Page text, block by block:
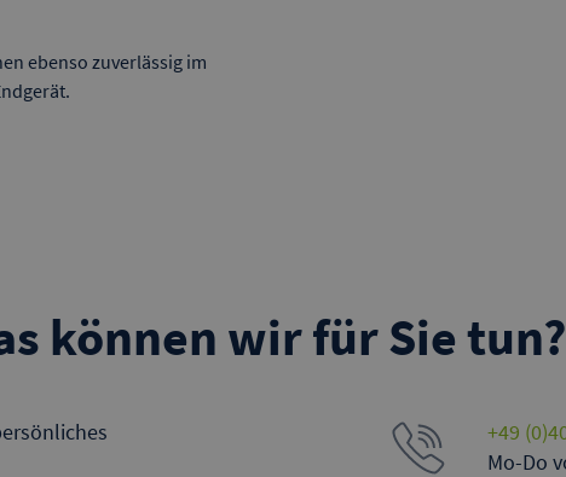
ebenso zuverlässig im
können wir für Sie tun?
+49
Mo-Do